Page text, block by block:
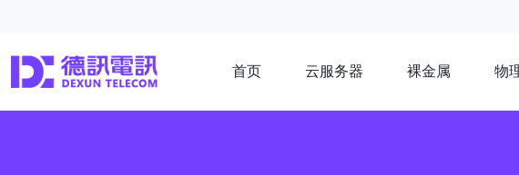
首页 云服务器 裸金属 物